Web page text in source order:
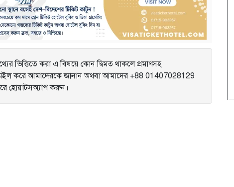
ভিত্তিতে করা এ বিষয়ে কোন দ্বিমত থাকলে প্রমাণসহ
করে আমাদেরকে জানান অথবা আমাদের +88 01407028129
হোয়াটসঅ্যাপ করুন।